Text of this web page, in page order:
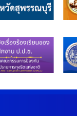
องจักรกล อบจ.
การการเลือกตั้ง
รบริหารจัดการคว